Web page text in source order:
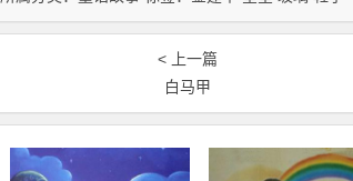
< 上一篇
白马甲